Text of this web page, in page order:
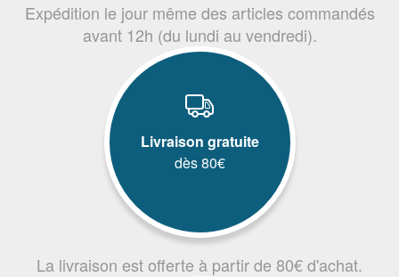
Expédition le jour même des articles commandés
avant 12h (du lundi au vendredi).
Livraison gratuite
dès 80€
La livraison est offerte à partir de 80€ d'achat.